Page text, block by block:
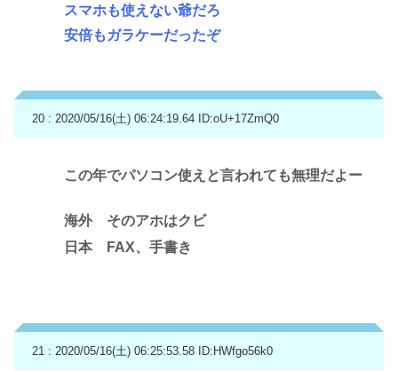
スマホも使えない爺だろ
安倍もガラケーだったぞ
20 : 2020/05/16(土) 06:24:19.64 ID:oU+17ZmQ0
この年でパソコン使えと言われても無理だよー
海外 そのアホはクビ
日本 FAX、手書き
21 : 2020/05/16(土) 06:25:53.58 ID:HWfgo56k0